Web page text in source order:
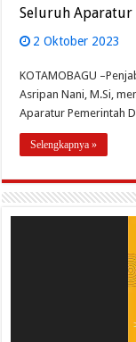
Seluruh Aparatur
2 Oktober 2023
KOTAMOBAGU
Asripan Nani, M.Si,
Aparatur Pemerintah
Selengkapnya »